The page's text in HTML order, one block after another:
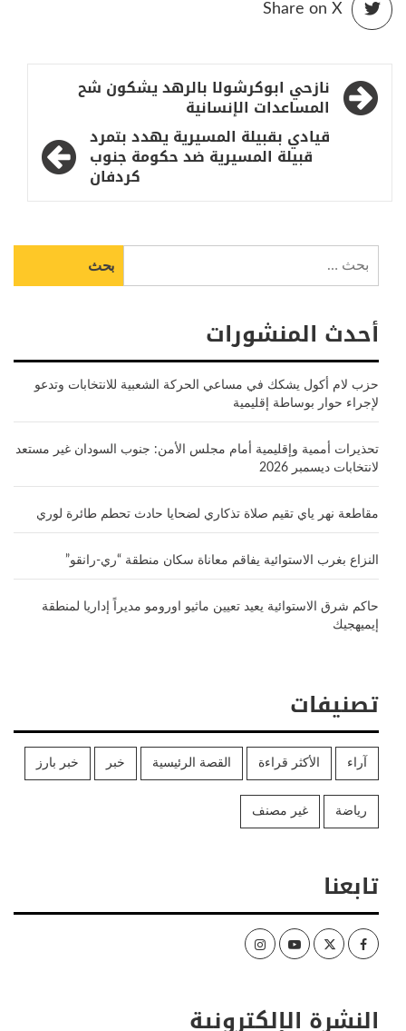
Share on X
تصفّح
المقالات
نازحي ابوكرشولا بالرهد يشكون شح
المساعدات الإنسانية
قيادي بقبيلة المسيرية يهدد بتمرد
قبيلة المسيرية ضد حكومة جنوب
كردفان
عن:
أحدث المنشورات
حزب لام أكول يشكك في مساعي الحركة الشعبية للانتخابات وتدعو
لإجراء حوار بوساطة إقليمية
تحذيرات أممية وإقليمية أمام مجلس الأمن: جنوب السودان غير مستعد
لانتخابات ديسمبر 2026
مقاطعة نهر ياي تقيم صلاة تذكاري لضحايا حادث تحطم طائرة لوري
النزاع بغرب الاستوائية يفاقم معاناة سكان منطقة “ري-رانقو”
حاكم شرق الاستوائية يعيد تعيين ماثيو اورومو مديراً إداريا لمنطقة
إيميهجيك
تصنيفات
آراء الأكثر قراءة القصة الرئيسية خبر خبر بارز
رياضة غير مصنف
تابعنا
Facebook
Twitter
Youtube
Instagram
النشرة الإلكترونية